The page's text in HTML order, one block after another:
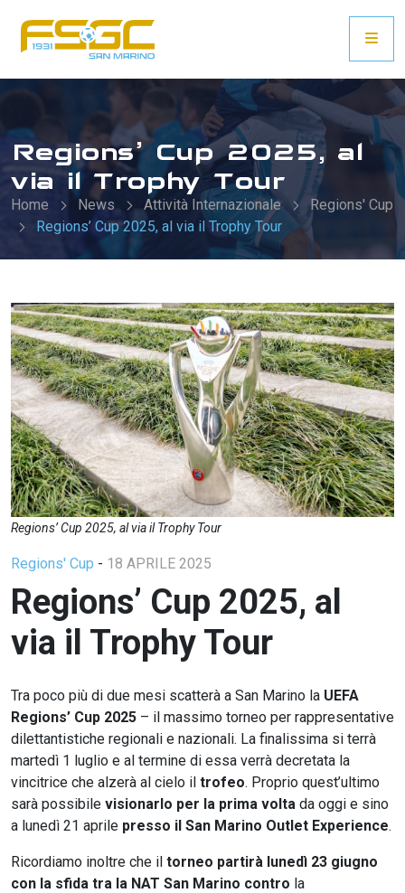
Regions’ Cup 2025, al
via il Trophy Tour
Home News Attività Internazionale
Regions' Cup
Regions’ Cup 2025, al via il Trophy Tour
Regions’ Cup 2025, al via il Trophy Tour
Regions' Cup - 18 APRILE 2025
Regions’ Cup 2025, al
via il Trophy Tour
Tra poco più di due mesi scatterà a San Marino la UEFA
Regions’ Cup 2025 – il massimo torneo per rappresentative
dilettantistiche regionali e nazionali. La finalissima si terrà
martedì 1 luglio e al termine di essa verrà decretata la
vincitrice che alzerà al cielo il trofeo. Proprio quest’ultimo
sarà possibile visionarlo per la prima volta da oggi e sino
a lunedì 21 aprile presso il San Marino Outlet Experience.
Ricordiamo inoltre che il torneo partirà lunedì 23 giugno
con la sfida tra la NAT San Marino contro la